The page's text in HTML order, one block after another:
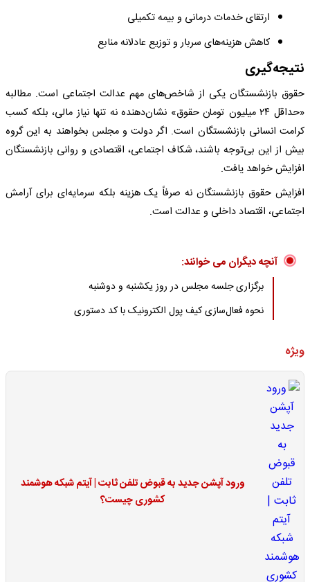
ارتقای خدمات درمانی و بیمه تکمیلی
کاهش هزینه‌های سربار و توزیع عادلانه منابع
نتیجه‌گیری
حقوق بازنشستگان یکی از شاخص‌های مهم عدالت اجتماعی است. مطالبه
«حداقل ۲۴ میلیون تومان حقوق» نشان‌دهنده نه تنها نیاز مالی، بلکه کسب
کرامت انسانی بازنشستگان است. اگر دولت و مجلس بخواهند به این گروه
بیش از این بی‌توجه باشند، شکاف اجتماعی، اقتصادی و روانی بازنشستگان
افزایش خواهد یافت.
افزایش حقوق بازنشستگان نه صرفاً یک هزینه بلکه سرمایه‌ای برای آرامش
اجتماعی، اقتصاد داخلی و عدالت است.
آنچه دیگران می خوانند:
برگزاری جلسه مجلس در روز یکشنبه و دوشنبه
نحوه فعال‌سازی کیف پول الکترونیک با کد دستوری
ویژه
ورود آپشن جدید به قبوض تلفن ثابت | آیتم شبکه هوشمند
کشوری چیست؟